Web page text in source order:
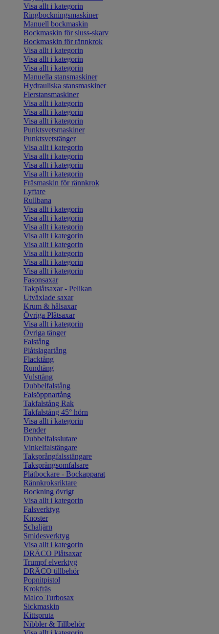
Visa allt i kategorin
Ringbockningsmaskiner
Manuell bockmaskin
Bockmaskin för sluss-skarv
Bockmaskin för rännkrok
Visa allt i kategorin
Visa allt i kategorin
Visa allt i kategorin
Manuella stansmaskiner
Hydrauliska stansmaskiner
Flerstansmaskiner
Visa allt i kategorin
Visa allt i kategorin
Visa allt i kategorin
Punktsvetsmaskiner
Punktsvetstänger
Visa allt i kategorin
Visa allt i kategorin
Visa allt i kategorin
Visa allt i kategorin
Fräsmaskin för rännkrok
Lyftare
Rullbana
Visa allt i kategorin
Visa allt i kategorin
Visa allt i kategorin
Visa allt i kategorin
Visa allt i kategorin
Visa allt i kategorin
Visa allt i kategorin
Visa allt i kategorin
Fasonsaxar
Takplåtsaxar - Pelikan
Utväxlade saxar
Krum & hålsaxar
Övriga Plåtsaxar
Visa allt i kategorin
Övriga tänger
Falstång
Plåtslagartång
Flacktång
Rundtång
Vulsttång
Dubbelfalstång
Falsöppnartång
Takfalstång Rak
Takfalstång 45° hörn
Visa allt i kategorin
Bender
Dubbelfalsslutare
Vinkelfalstängare
Taksprångfalsstängare
Taksprångsomfalsare
Plåtbockare - Bockapparat
Rännkroksriktare
Bockning övrigt
Visa allt i kategorin
Falsverktyg
Knoster
Schaljärn
Smidesverktyg
Visa allt i kategorin
DRÄCO Plåtsaxar
Trumpf elverktyg
DRÄCO tillbehör
Popnitpistol
Krokfräs
Malco Turbosax
Sickmaskin
Kittspruta
Nibbler & Tillbehör